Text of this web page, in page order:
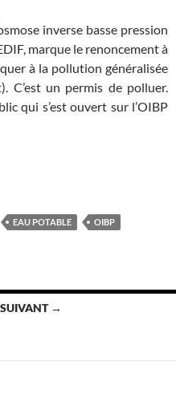
inverse basse pression
marque le renoncement à
à la pollution généralisée
C’est un permis de polluer.
qui s’est ouvert sur l’OIBP
de polluer
EAU POTABLE
OIBP
SUIVANT →